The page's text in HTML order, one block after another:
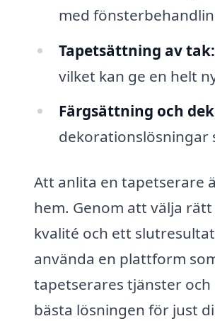
med
Tapetsättning av tak:
vilket kan ge en helt
Färgsättning och
dekorationslösningar
Att anlita en tapetserare
hem. Genom att välja
kvalité och ett
använda en plattform
tapetserares tjänster
bästa lösningen för just